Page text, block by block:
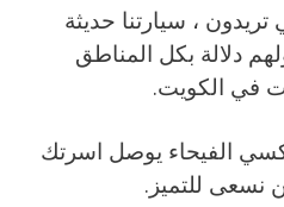
، سيارتنا حديثة
دلالة بكل المناطق
في الكويت.
الفيحاء يوصل اسرتك
نسعى للتميز.